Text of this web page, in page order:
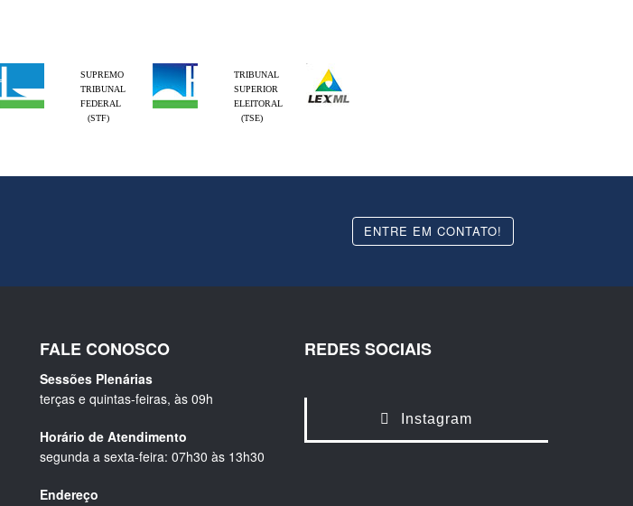
SUPREMO
TRIBUNAL
FEDERAL
(STF)
TRIBUNAL
SUPERIOR
ELEITORAL
(TSE)
ENTRE EM CONTATO!
FALE CONOSCO
Sessões Plenárias
terças e quintas-feiras, às 09h
Horário de Atendimento
segunda a sexta-feira: 07h30 às 13h30
Endereço
REDES SOCIAIS
Instagram